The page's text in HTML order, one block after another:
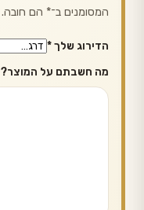
המסומנים ב־* הם חובה.
הדירוג שלך*
מה חשבתם על המוצר?